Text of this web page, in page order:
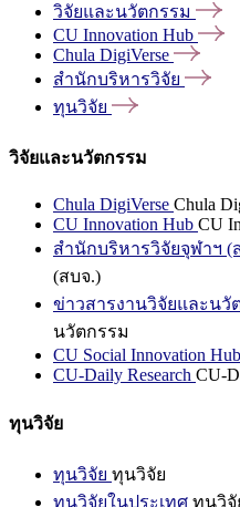
วิจัยและนวัตกรรม
CU Innovation Hub
Chula DigiVerse
สำนักบริหารวิจัย
ทุนวิจัย
วิจัยและนวัตกรรม
Chula DigiVerse Chula
CU Innovation Hub CU
สำนักบริหารวิจัยจุฬาฯ (
(สบจ.)
ข่าวสารงานวิจัยและนวั
นวัตกรรม
CU Social Innovation Hub
CU-Daily Research CU-
ทุนวิจัย
ทุนวิจัย ทุนวิจัย
ทุนวิจัยในประเทศ ทุนวิจั